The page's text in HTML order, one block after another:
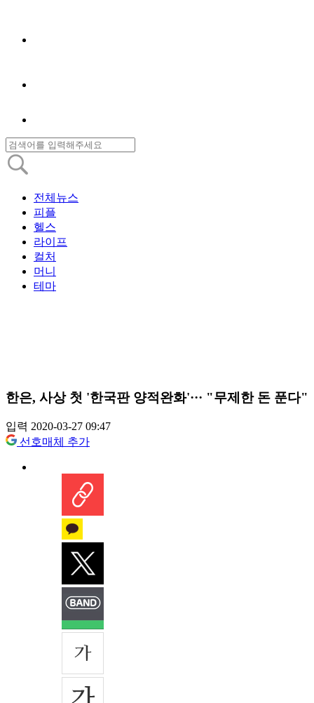
전체뉴스
피플
헬스
라이프
컬처
머니
테마
한은, 사상 첫 '한국판 양적완화'··· "무제한 돈 푼다"
입력 2020-03-27 09:47
선호매체 추가